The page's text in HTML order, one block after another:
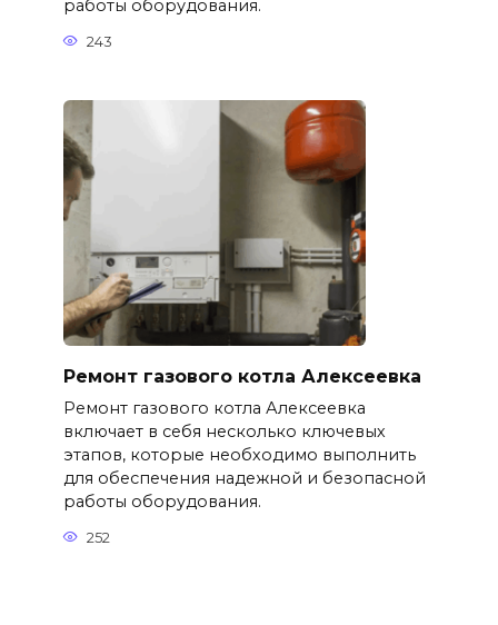
работы оборудования.
243
Ремонт газового котла Алексеевка
Ремонт газового котла Алексеевка
включает в себя несколько ключевых
этапов, которые необходимо выполнить
для обеспечения надежной и безопасной
работы оборудования.
252